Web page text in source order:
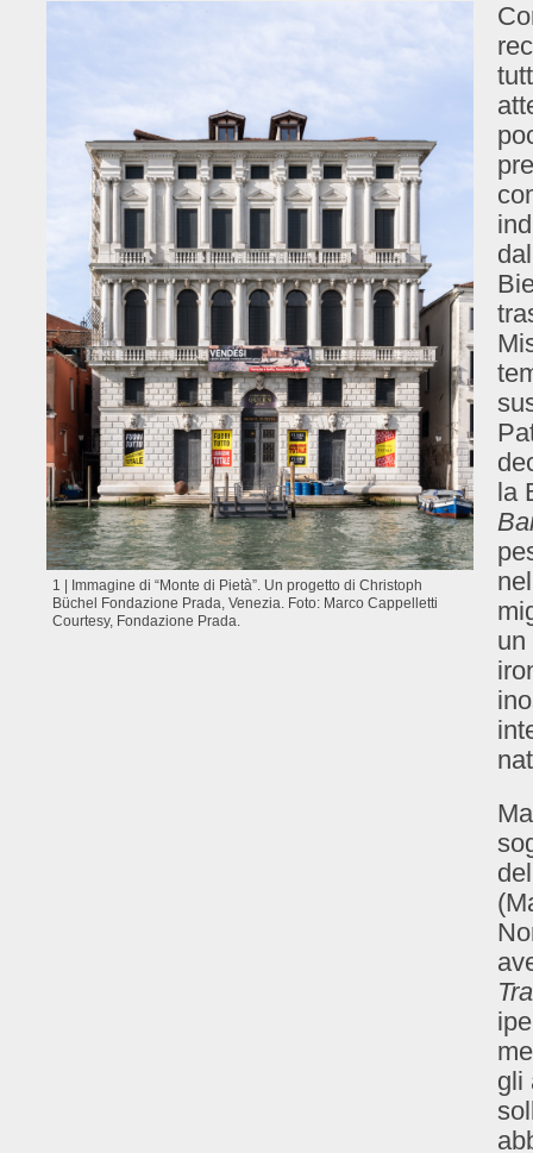
1 | Immagine di “Monte di Pietà”. Un progetto di Christoph
Büchel Fondazione Prada, Venezia. Foto: Marco Cappelletti
Courtesy, Fondazione Prada.
la
un
gli